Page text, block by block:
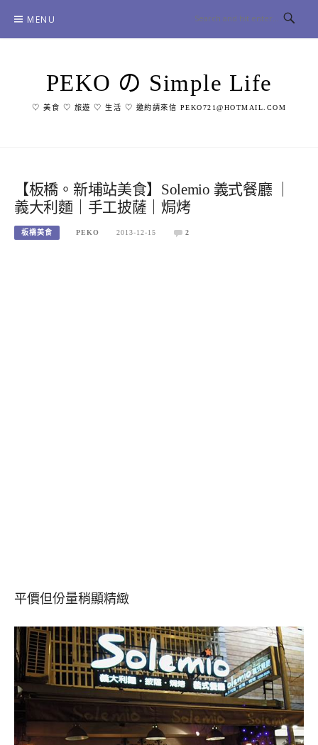
content
MENU
PEKO の Simple Life
♡ 美食 ♡ 旅遊 ♡ 生活 ♡ 邀約請來信 PEKO721@HOTMAIL.COM
【板橋。新埔站美食】Solemio 義式餐廳 ｜
義大利麵｜手工披薩｜焗烤
板橋美食 PEKO 2013-12-15 2
平價但份量稍顯精緻